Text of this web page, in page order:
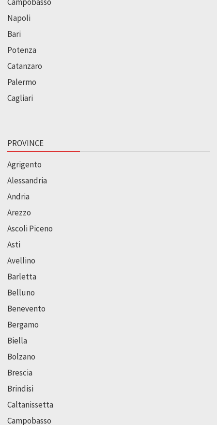
Napoli
Bari
Potenza
Catanzaro
Palermo
Cagliari
PROVINCE
Agrigento
Alessandria
Andria
Arezzo
Ascoli Piceno
Asti
Avellino
Barletta
Belluno
Benevento
Bergamo
Biella
Bolzano
Brescia
Brindisi
Caltanissetta
Campobasso